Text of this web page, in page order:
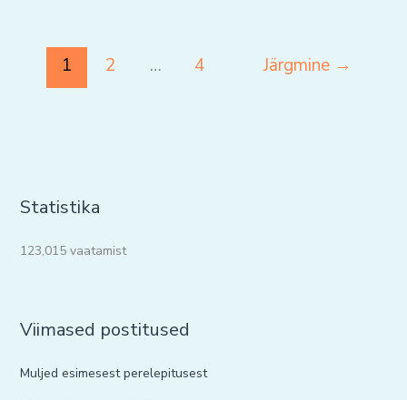
1 2 … 4 Järgmine →
Statistika
123,015 vaatamist
Viimased postitused
Muljed esimesest perelepitusest